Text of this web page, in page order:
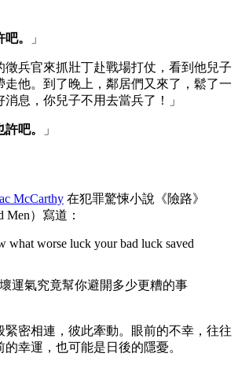
。 」
徵兵官來抓壯丁赴戰場打仗，看到他兒子
走他。到了晚上，鄰居們又來了，鬆了一
息，你兒子不用去當兵了！」
許吧。 」
McCarthy 在犯罪驚悚小說《險路》
Men）寫道：
what worse luck your bad luck saved
運氣究竟幫你避開多少更糟的事
緊密相連，彼此牽動。眼前的不幸，往往
幸運，也可能是日後的隱憂。